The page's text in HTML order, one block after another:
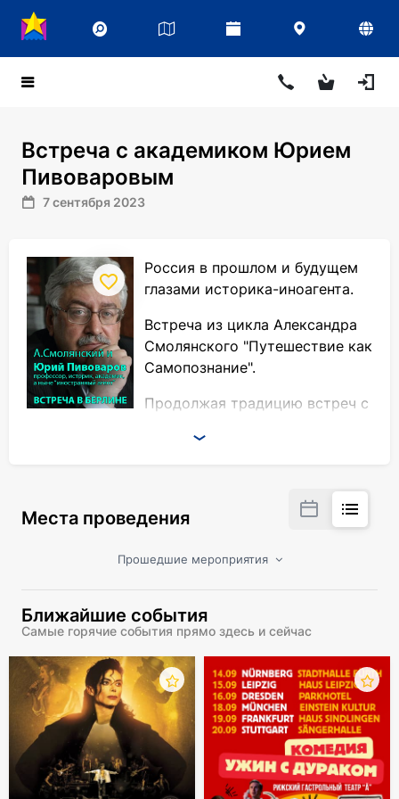
Встреча с академиком Юрием
Пивоваровым
7 сентября 2023
Россия в прошлом и будущем
глазами историка-иноагента.
Встреча из цикла Александра
Смолянского "Путешествие как
Самопознание".
Продолжая традицию встреч с
академиком Юрием Пивоваровым о прошлом и
Сербия и Босния по личным впечатлением.
Виновато ли прошлое России в нынешней
Есть ли у России будущее и может ли оно
быть европейским?
Ошибался ли Чаадаев, утверждая, что у
России есть историческая миссия –
показывать миру как не надо жить?
Должны ли молчать музы, когда говорят
пушки?
"Хотят ли русские войны"?
Советское прошлое или российское
Места проведения
Прошедшие мероприятия
Ближайшие события
Самые горячие события прямо здесь и сейчас